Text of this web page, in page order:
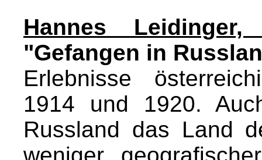
Hannes
"Gefangen in
Erlebnisse
1914 und 1920.
Russland das Land